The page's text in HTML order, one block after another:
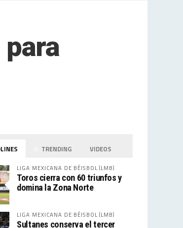
TRENDING VIDEOS
LIGA MEXICANA DE BÉISBOL (LMB)
Toros cierra con 60 triunfos y
domina la Zona Norte
LIGA MEXICANA DE BÉISBOL (LMB)
Sultanes conserva el tercer